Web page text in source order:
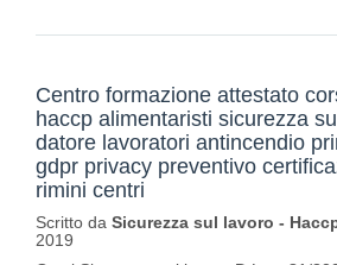
Centro formazione attestato
haccp alimentaristi sicurezza
datore lavoratori antincendio
gdpr privacy preventivo
rimini centri
Scritto da Sicurezza sul lavoro -
2019